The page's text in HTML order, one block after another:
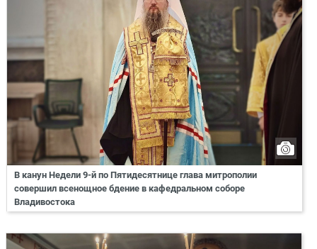
В канун Недели 9-й по Пятидесятнице глава митрополии
совершил всенощное бдение в кафедральном соборе
Владивостока